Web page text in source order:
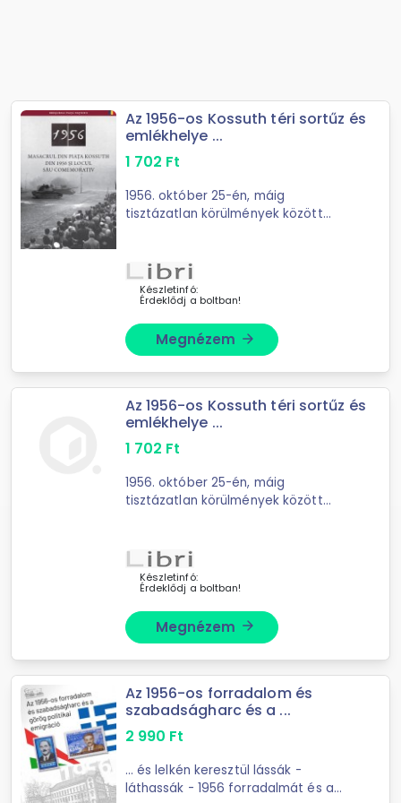
Az 1956-os Kossuth téri sortűz és
emlékhelye ...
1 702 Ft
1956. október 25-én, máig
tisztázatlan körülmények között
Készletinfó:
Érdeklődj a boltban!
Megnézem arrow_forward
Az 1956-os Kossuth téri sortűz és
emlékhelye ...
1 702 Ft
1956. október 25-én, máig
tisztázatlan körülmények között
Készletinfó:
Érdeklődj a boltban!
Megnézem arrow_forward
Az 1956-os forradalom és
szabadságharc és a ...
2 990 Ft
... és lelkén keresztül lássák -
láthassák - 1956 forradalmát és a